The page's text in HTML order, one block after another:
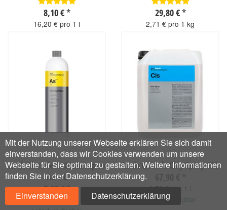
8,10 €*
16,20 € pro 1 l
29,80 €*
2,71 € pro 1 kg
Koch Chemie Autoshampoo
As 1 L
7,90 €*
7,90 € pro 1 l
Koch Chemie Clay Spray 10L
6,79 € pro 1 l
sofort verfügbar
Mit der Nutzung unserer Webseite erklären Sie sich damit
einverstanden, dass wir Cookies verwenden um unsere
Webseite für Sie optimal zu gestalten. Weitere Informationen
finden Sie in der Datenschutzerklärung.
Einverstanden
Datenschutzerklärung